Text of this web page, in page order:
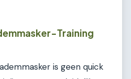
Training
is geen quick